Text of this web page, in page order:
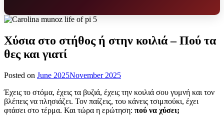
Χύσια στο στήθος ή στην κοιλιά – Πού τα
θες και γιατί
Posted on June 2025November 2025
Έχεις το στόμα, έχεις τα βυζιά, έχεις την κοιλιά σου γυμνή και τον
βλέπεις να πλησιάζει. Τον παίζεις, του κάνεις τσιμπούκι, έχει
φτάσει στο τέρμα. Και τώρα η ερώτηση: πού να χύσει;